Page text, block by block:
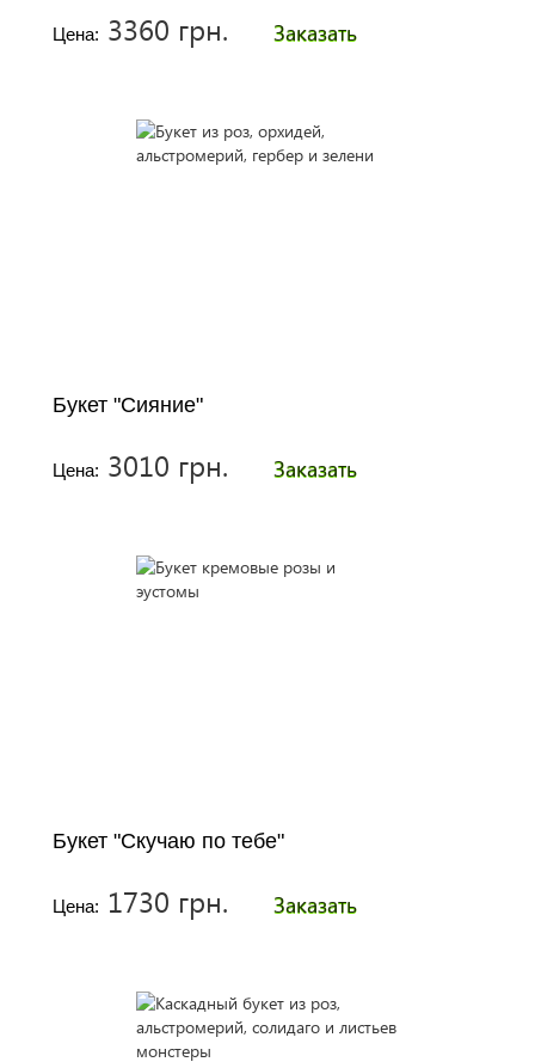
Цена: 3360 грн. Заказать
Букет "Сияние"
Цена: 3010 грн. Заказать
Букет "Скучаю по тебе"
Цена: 1730 грн. Заказать